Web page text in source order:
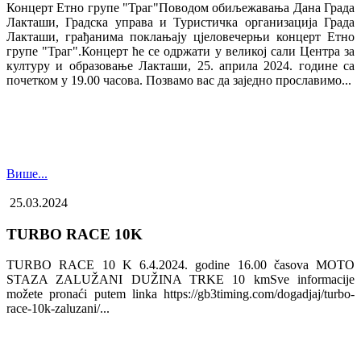
Концерт Етно групе "Траг"Поводом обиљежавања Дана Града
Лакташи, Градска управа и Туристичка организација Града
Лакташи, грађанима поклањају цјеловечерњи концерт Етно
групе "Траг".Концерт ће се одржати у великој сали Центра за
културу и образовање Лакташи, 25. априла 2024. године са
почетком у 19.00 часова. Позвамо вас да заједно прославимо...
Више...
25.03.2024
TURBO RACE 10K
TURBO RACE 10 K 6.4.2024. godine 16.00 časova MOTO
STAZA ZALUŽANI DUŽINA TRKE 10 kmSve informacije
možete pronaći putem linka https://gb3timing.com/dogadjaj/turbo-
race-10k-zaluzani/...